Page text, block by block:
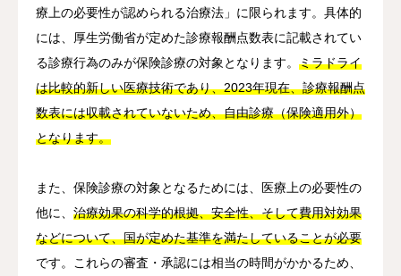
療上の必要性が認められる治療法」に限られます。具体的
には、厚生労働省が定めた診療報酬点数表に記載されてい
る診療行為のみが保険診療の対象となります。 ミラドライ
は比較的新しい医療技術であり、2023年現在、診療報酬点
数表には収載されていないため、自由診療（保険適用外）
となります。
また、保険診療の対象となるためには、医療上の必要性の
他に、 治療効果の科学的根拠、安全性、そして費用対効果
などについて、国が定めた基準を満たしていることが必要
です。これらの審査・承認には相当の時間がかかるため、